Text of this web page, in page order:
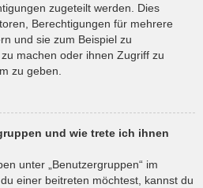
zugeteilt werden. Dies
Berechtigungen für mehrere
und sie zum Beispiel zu
machen oder ihnen Zugriff zu
zu geben.
und wie trete ich ihnen
unter „Benutzergruppen“ im
einer beitreten möchtest, kannst du